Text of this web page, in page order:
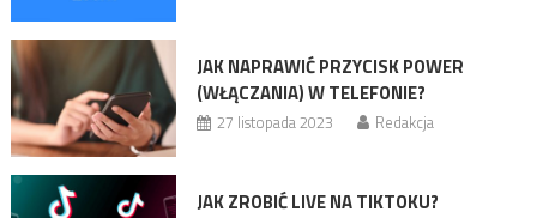
JAK NAPRAWIĆ PRZYCISK POWER
(WŁĄCZANIA) W TELEFONIE?
27 listopada 2023 Redakcja
JAK ZROBIĆ LIVE NA TIKTOKU?